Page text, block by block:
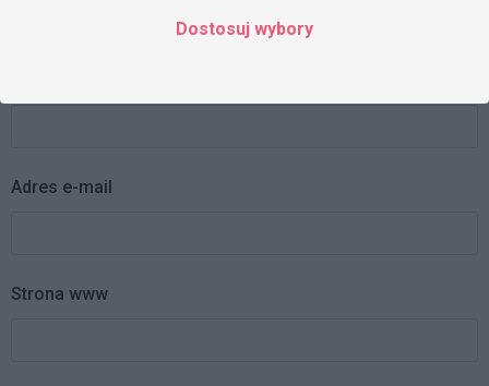
Adres e-mail
Strona www
Dostosuj wybory